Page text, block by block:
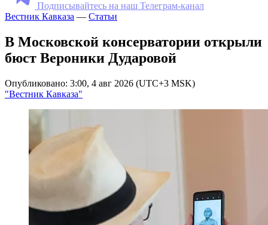
Подписывайтесь на наш Телеграм-канал
Вестник Кавказа — Статьи
В Московской консерватории открыли
бюст Вероники Дударовой
Опубликовано: 3:00, 4 авг 2026 (UTC+3 MSK)
"Вестник Кавказа"